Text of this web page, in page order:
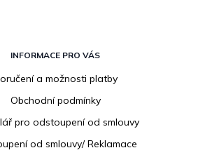
INFORMACE PRO VÁS
a možnosti platby
Obchodní podmínky
pro odstoupení od smlouvy
od smlouvy/ Reklamace